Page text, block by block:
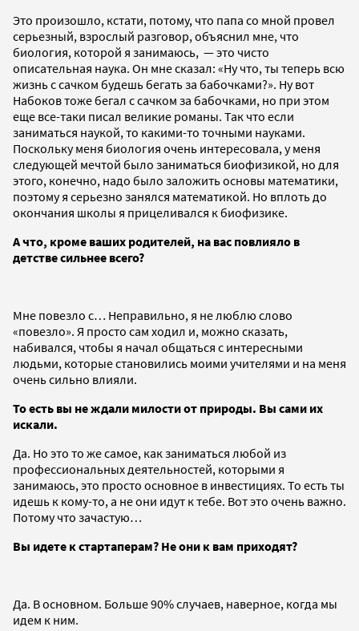
Это произошло, кстати, потому, что папа со мной провел
серьезный, взрослый разговор, объяснил мне, что
биология, которой я занимаюсь, — это чисто
описательная наука. Он мне сказал: «Ну что, ты теперь всю
жизнь с сачком будешь бегать за бабочками?». Ну вот
Набоков тоже бегал с сачком за бабочками, но при этом
еще все-таки писал великие романы. Так что если
заниматься наукой, то какими-то точными науками.
Поскольку меня биология очень интересовала, у меня
следующей мечтой было заниматься биофизикой, но для
этого, конечно, надо было заложить основы математики,
поэтому я серьезно занялся математикой. Но вплоть до
окончания школы я прицеливался к биофизике.
А что, кроме ваших родителей, на вас повлияло в
детстве сильнее всего?
Мне повезло с… Неправильно, я не люблю слово
«повезло». Я просто сам ходил и, можно сказать,
набивался, чтобы я начал общаться с интересными
людьми, которые становились моими учителями и на меня
очень сильно влияли.
То есть вы не ждали милости от природы. Вы сами их
искали.
Да. Но это то же самое, как заниматься любой из
профессиональных деятельностей, которыми я
занимаюсь, это просто основное в инвестициях. То есть ты
идешь к кому-то, а не они идут к тебе. Вот это очень важно.
Потому что зачастую…
Вы идете к стартаперам? Не они к вам приходят?
Да. В основном. Больше 90% случаев, наверное, когда мы
идем к ним.